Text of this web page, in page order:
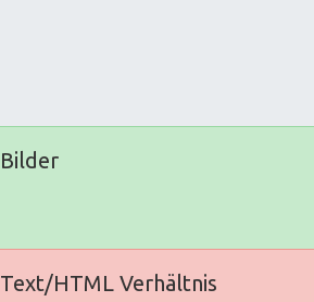
Bilder
Text/HTML Verhältnis